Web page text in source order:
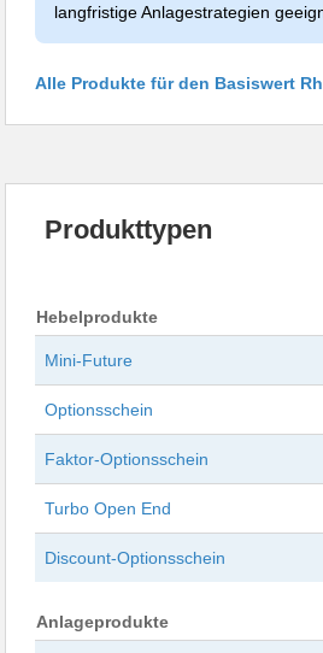
langfristige Anlagestrategien
Alle Produkte für den Basiswert
Produkttypen
Hebelprodukte
Mini-Future
Optionsschein
Faktor-Optionsschein
Turbo Open End
Discount-Optionsschein
Anlageprodukte